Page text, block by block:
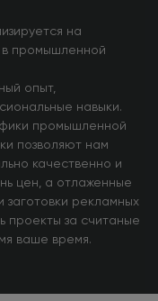
на
в промышленной
опыт,
навыки.
промышленной
позволяют нам
качественно и
цен, а отлаженные
рекламных
проекты за считаные
ваше время.